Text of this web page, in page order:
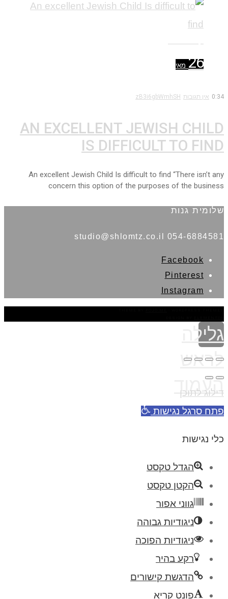
26 מאי
0:34 אין תגובות zB3i6gbWmhSH
AN EXCELLENT JEWISH CHILD
IS DIFFICULT TO FIND
An excellent Jewish Child Is difficult to find “There isn’t any
concern this option of the purposes of the business
שלומית גנות
054-6884581 studio@shlomtz.co.il
Facebook
Pinterest
Instagram
גלילה
לראש
העמוד
דילוג לתוכן
פתח סרגל נגישות
כלי נגישות
הגדל טקסט
הקטן טקסט
גווני אפור
ניגודיות גבוהה
ניגודיות הפוכה
רקע בהיר
הדגשת קישורים
פונט קריא